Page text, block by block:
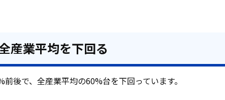
産業平均を下回る
後で、全産業平均の60%台を下回っています。